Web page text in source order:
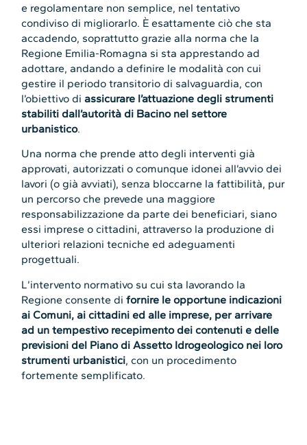
e regolamentare non semplice, nel tentativo
condiviso di migliorarlo. È esattamente ciò che sta
accadendo, soprattutto grazie alla norma che la
Regione Emilia-Romagna si sta apprestando ad
adottare, andando a definire le modalità con cui
gestire il periodo transitorio di salvaguardia, con
l’obiettivo diassicurare l’attuazione degli strumenti
stabiliti dall’autorità di Bacino nel settore
urbanistico.
Una norma che prende atto degli interventi già
approvati, autorizzati o comunque idonei all’avvio dei
lavori (o già avviati), senza bloccarne la fattibilità, pur
un percorso che prevede una maggiore
responsabilizzazione da parte dei beneficiari, siano
essi imprese o cittadini, attraverso la produzione di
ulteriori relazioni tecniche ed adeguamenti
progettuali.
L’intervento normativo su cui sta lavorando la
Regione consente difornire le opportune indicazioni
ai Comuni, ai cittadini ed alle imprese, per arrivare
ad un tempestivo recepimento dei contenuti e delle
previsioni del Piano di Assetto Idrogeologico nei loro
strumenti urbanistici, con un procedimento
fortemente semplificato.